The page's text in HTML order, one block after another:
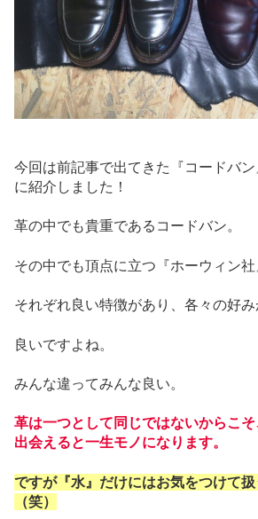
今回は前記事で出てきた『コードバ
に紹介しました！
革の中でも貴重であるコードバン。
その中でも頂点に立つ『ホーウィン社
それぞれ良い特徴があり、各々の好み
良いですよね。
みんな違ってみんな良い。
革は一つとして同じではないからこ
出会えると一生モノになります。
ですが『水』だけにはお気をつけて
（笑）